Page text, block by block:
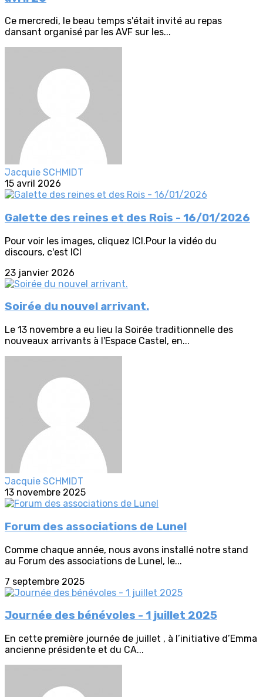
Ce mercredi, le beau temps s'était invité au repas
dansant organisé par les AVF sur les...
Jacquie SCHMIDT
15 avril 2026
Galette des reines et des Rois - 16/01/2026
Pour voir les images, cliquez ICI.Pour la vidéo du
discours, c'est ICI
23 janvier 2026
Soirée du nouvel arrivant.
Le 13 novembre a eu lieu la Soirée traditionnelle des
nouveaux arrivants à l'Espace Castel, en...
Jacquie SCHMIDT
13 novembre 2025
Forum des associations de Lunel
Comme chaque année, nous avons installé notre stand
au Forum des associations de Lunel, le...
7 septembre 2025
Journée des bénévoles - 1 juillet 2025
En cette première journée de juillet , à l’initiative d’Emma
ancienne présidente et du CA...